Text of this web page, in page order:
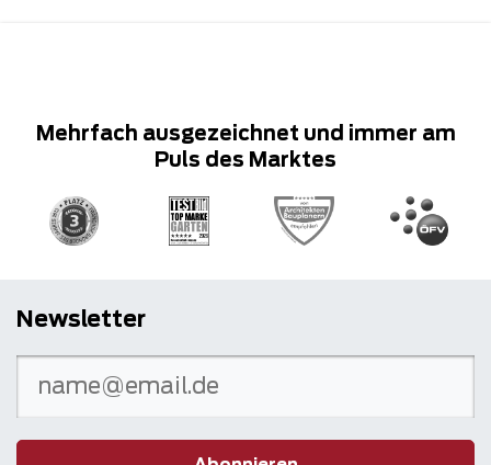
Mehrfach ausgezeichnet und immer am
Puls des Marktes
Newsletter